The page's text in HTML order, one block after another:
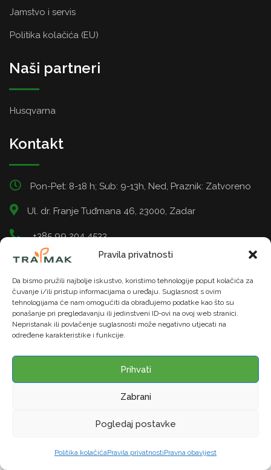
Pravila privatnosti
Da bismo pružili najbolje iskustvo, koristimo tehnologije poput kolačića za
čuvanje i/ili pristup informacijama o uređaju. Suglasnost s ovim
tehnologijama će nam omogućiti da obrađujemo podatke kao što su
ponašanje pri pregledavanju ili jedinstveni ID-ovi na ovoj web stranici.
Nepristanak ili povlačenje suglasnosti može negativno utjecati na
određene karakteristike i funkcije.
Prihvati
Zabrani
Pogledaj postavke
Politika kolačićaPravila privatnostiPravna obavijest
Jamstvo i servis
Politika kolačića (EU)
Naši partneri
Husqvarna
Kontakt
Pon-Pet: 8-18 h; Sub: 9-13h, Ned, Praznik: Zatvoreno
Ul. dr. Franje Tuđmana 46, 23000, Zadar
+385 99 204 4533
info@tramak.hr
Web stranicu izradio:
Trgovina Kontakt